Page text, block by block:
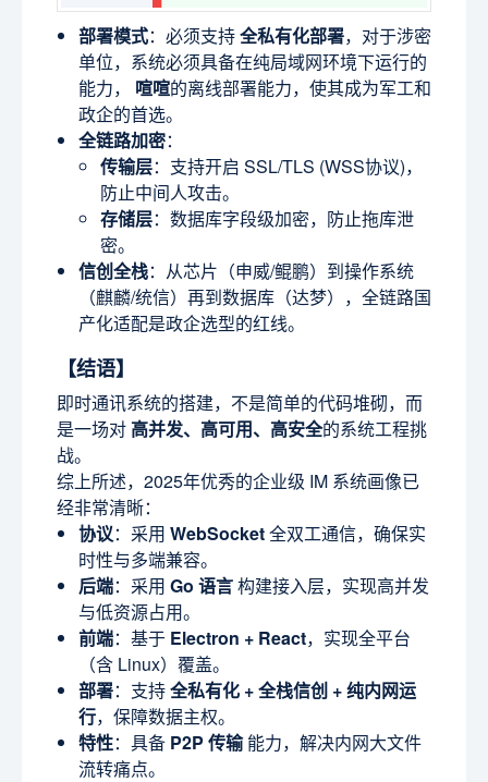
部署模式：必须支持全私有化部署，对于涉密
单位，系统必须具备在纯局域网环境下运行的
能力， 喧喧的离线部署能力，使其成为军工和
政企的首选。
全链路加密：
传输层：支持开启 SSL/TLS (WSS协议)，
防止中间人攻击。
存储层：数据库字段级加密，防止拖库泄
密。
信创全栈：从芯片（申威/鲲鹏）到操作系统
（麒麟/统信）再到数据库（达梦），全链路国
产化适配是政企选型的红线。
【结语】
即时通讯系统的搭建，不是简单的代码堆砌，而
是一场对 高并发、高可用、高安全的系统工程挑
战。
综上所述，2025年优秀的企业级 IM 系统画像已
经非常清晰：
协议：采用 WebSocket全双工通信，确保实
时性与多端兼容。
后端：采用 Go 语言构建接入层，实现高并发
与低资源占用。
前端：基于 Electron + React，实现全平台
（含 Linux）覆盖。
部署：支持全私有化 + 全栈信创 + 纯内网运
行，保障数据主权。
特性：具备 P2P 传输能力，解决内网大文件
流转痛点。